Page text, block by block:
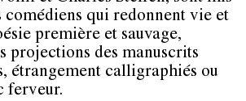
comédiens qui redonnent vie et
première et sauvage,
projections des manuscrits
étrangement calligraphiés ou
ferveur.